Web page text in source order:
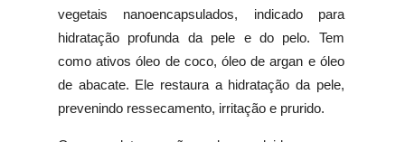
vegetais nanoencapsulados, indicado para
hidratação profunda da pele e do pelo. Tem
como ativos óleo de coco, óleo de argan e óleo
de abacate. Ele restaura a hidratação da pele,
prevenindo ressecamento, irritação e prurido.